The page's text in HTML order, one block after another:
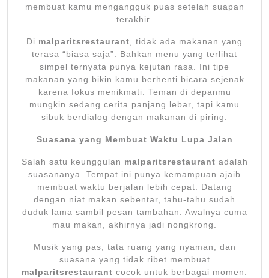
membuat kamu mengangguk puas setelah suapan
terakhir.
Di malparitsrestaurant, tidak ada makanan yang
terasa “biasa saja”. Bahkan menu yang terlihat
simpel ternyata punya kejutan rasa. Ini tipe
makanan yang bikin kamu berhenti bicara sejenak
karena fokus menikmati. Teman di depanmu
mungkin sedang cerita panjang lebar, tapi kamu
sibuk berdialog dengan makanan di piring.
Suasana yang Membuat Waktu Lupa Jalan
Salah satu keunggulan malparitsrestaurant adalah
suasananya. Tempat ini punya kemampuan ajaib
membuat waktu berjalan lebih cepat. Datang
dengan niat makan sebentar, tahu-tahu sudah
duduk lama sambil pesan tambahan. Awalnya cuma
mau makan, akhirnya jadi nongkrong.
Musik yang pas, tata ruang yang nyaman, dan
suasana yang tidak ribet membuat
malparitsrestaurant cocok untuk berbagai momen.